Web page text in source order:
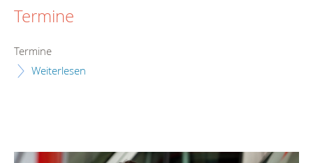
Termine
Termine
Weiterlesen